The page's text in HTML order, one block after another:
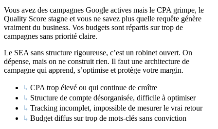
Vous avez des campagnes Google actives mais le CPA grimpe, le
Quality Score stagne et vous ne savez plus quelle requête génère
vraiment du business. Vos budgets sont répartis sur trop de
campagnes sans priorité claire.
Le SEA sans structure rigoureuse, c’est un robinet ouvert. On
dépense, mais on ne construit rien. Il faut une architecture de
campagne qui apprend, s’optimise et protège votre margin.
↳ CPA trop élevé ou qui continue de croître
↳ Structure de compte désorganisée, difficile à optimiser
↳ Tracking incomplet, impossible de mesurer le vrai retour
↳ Budget diffus sur trop de mots-clés sans conviction